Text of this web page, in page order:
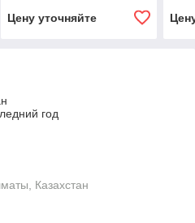
Цену уточняйте
год
Казахстан